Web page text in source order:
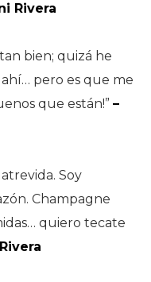
Rivera
bien; quizá he
pero es que me
que están!” –
Soy
Champagne
quiero tecate